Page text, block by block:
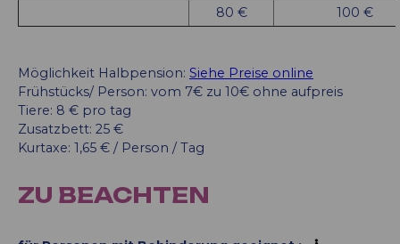
80 €
100 €
Möglichkeit Halbpension: Siehe Preise online
Frühstücks/ Person: vom 7€ zu 10€ ohne aufpreis
Tiere: 8 € pro tag
Zusatzbett: 25 €
Kurtaxe: 1,65 € / Person / Tag
ZU BEACHTEN